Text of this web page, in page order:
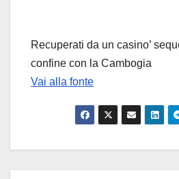
Recuperati da un casino’
confine con la Cambogia
Vai alla fonte